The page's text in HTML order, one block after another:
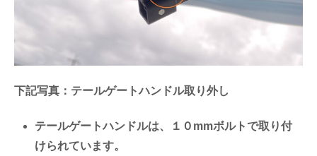
下記写真：テールゲートハンドル取り外し
テールゲートハンドルは、１０mmボルトで取り付
けられています。